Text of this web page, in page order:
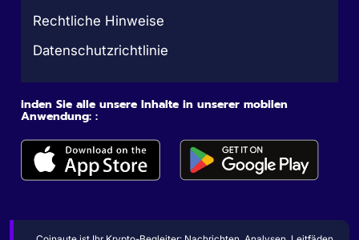
Rechtliche Hinweise
Datenschutzrichtlinie
inden Sie alle unsere Inhalte in unserer mobilen
Anwendung: :